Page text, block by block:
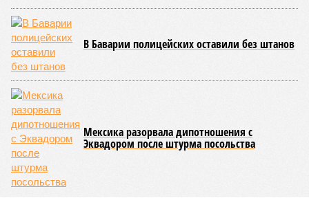
содержание. Дивиденды акционеру никогда не
выплачивались, вся прибыль шла на развитие железной
дороги», – добавил Белозёров.
И в самом деле. Российская сторона поставляла Армении
вагоны, по первому чиху ремонтировала пути, в том числе
повреждённые стихией, выплатила в казну закавказской
республики 15 млрд рублей налогов, пускала прибыль на
развитие местной железнодорожной инфраструктуры.
Из слов Белозёрова и приведённых фактов легко сделать
вывод о том, что ОАО «РЖД» занималось в Армении не